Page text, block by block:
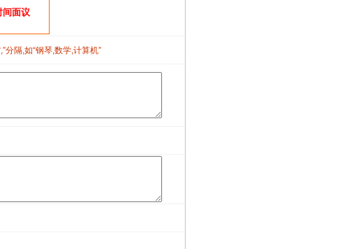
间面议
分隔,如“钢琴,数学,计算机”